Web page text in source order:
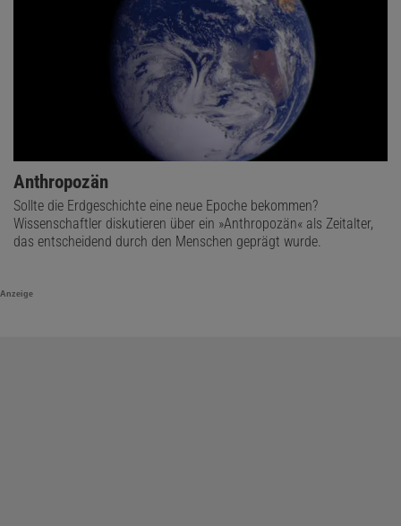
Anthropozän
Sollte die Erdgeschichte eine neue Epoche bekommen?
Wissenschaftler diskutieren über ein »Anthropozän« als Zeitalter,
das entscheidend durch den Menschen geprägt wurde.
Anzeige